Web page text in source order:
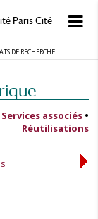
Paris Cité
DE RECHERCHE
Services associés •
Réutilisations